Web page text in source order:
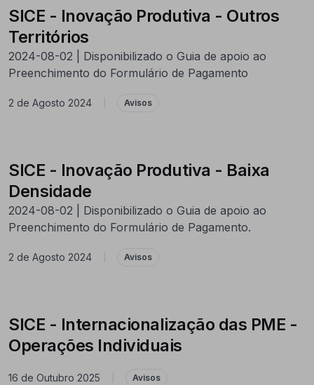
SICE - Inovação Produtiva - Outros
Territórios
2024-08-02 | Disponibilizado o Guia de apoio ao
Preenchimento do Formulário de Pagamento
2 de Agosto 2024 Avisos
SICE - Inovação Produtiva - Baixa
Densidade
2024-08-02 | Disponibilizado o Guia de apoio ao
Preenchimento do Formulário de Pagamento.
2 de Agosto 2024 Avisos
SICE - Internacionalização das PME -
Operações Individuais
16 de Outubro 2025 Avisos